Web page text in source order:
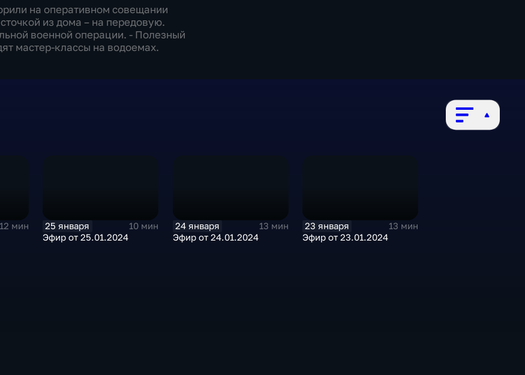
на оперативном совещании
из дома – на передовую.
военной операции. - Полезный
мастер-классы на водоемах.
12 мин
25 января
10 мин
Эфир от 25.01.2024
24 января
13 мин
Эфир от 24.01.2024
23 января
13 мин
Эфир от 23.01.2024